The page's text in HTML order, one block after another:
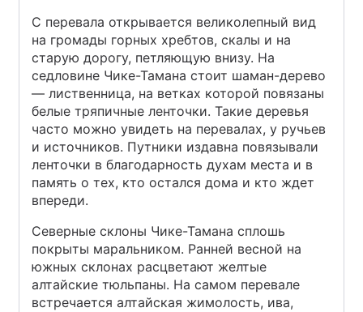
С перевала открывается великолепный вид
на громады горных хребтов, скалы и на
старую дорогу, петляющую внизу. На
седловине Чике-Тамана стоит шаман-дерево
— лиственница, на ветках которой повязаны
белые тряпичные ленточки. Такие деревья
часто можно увидеть на перевалах, у ручьев
и источников. Путники издавна повязывали
ленточки в благодарность духам места и в
память о тех, кто остался дома и кто ждет
впереди.
Северные склоны Чике-Тамана сплошь
покрыты маральником. Ранней весной на
южных склонах расцветают желтые
алтайские тюльпаны. На самом перевале
встречается алтайская жимолость, ива,